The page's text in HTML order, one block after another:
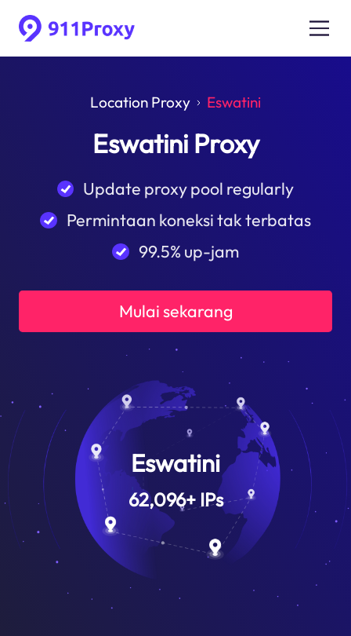
Location Proxy Eswatini
Eswatini Proxy
Update proxy pool regularly
Permintaan koneksi tak terbatas
99.5% up-jam
Mulai sekarang
Eswatini
62,096+IPs